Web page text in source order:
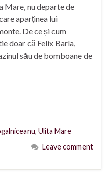
Mare, nu departe de
aparținea lui
De ce și cum
doar că Felix Barla,
său de bomboane de
, Ulita Mare
Leave comment